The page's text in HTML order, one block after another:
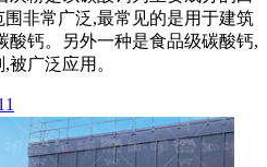
非常广泛,最常见的是用于建筑
酸钙。另外一种是食品级碳酸钙,
广泛应用。